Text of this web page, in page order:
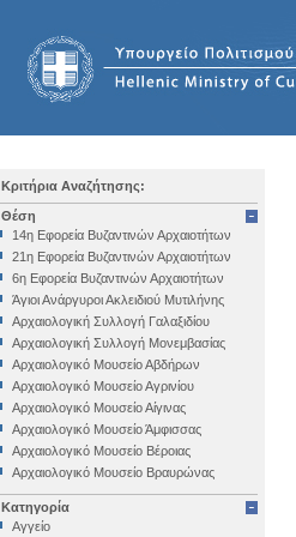
Κριτήρια Αναζήτησης:
Θέση
14η Εφορεία Βυζαντινών Αρχαιοτήτων
21η Εφορεία Βυζαντινών Αρχαιοτήτων
6η Εφορεία Βυζαντινών Αρχαιοτήτων
Άγιοι Ανάργυροι Ακλειδιού Μυτιλήνης
Αρχαιολογική Συλλογή Γαλαξιδίου
Αρχαιολογική Συλλογή Μονεμβασίας
Αρχαιολογικό Μουσείο Αβδήρων
Αρχαιολογικό Μουσείο Αγρινίου
Αρχαιολογικό Μουσείο Αίγινας
Αρχαιολογικό Μουσείο Άμφισσας
Αρχαιολογικό Μουσείο Βέροιας
Αρχαιολογικό Μουσείο Βραυρώνας
Αρχαιολογικό Μουσείο Δελφών
Αρχαιολογικό Μουσείο Ηγουμενίτσας
Κατηγορία
Αγγείο